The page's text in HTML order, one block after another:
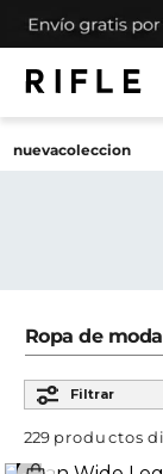
nuevacoleccion
Ropa de moda
Filtrar
229 productos